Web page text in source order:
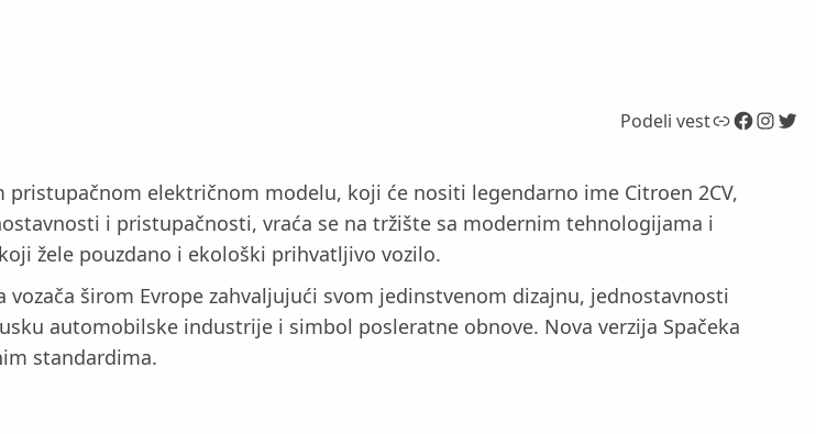
Podeli vestLink Facebook InstagramTwitter
električnom modelu, koji će nositi legendarno ime Citroen 2CV,
i pristupačnosti, vraća se na tržište sa modernim tehnologijama i
žele pouzdano i ekološki prihvatljivo vozilo.
širom Evrope zahvaljujući svom jedinstvenom dizajnu, jednostavnosti
automobilske industrije i simbol posleratne obnove. Nova verzija Spačeka
standardima.